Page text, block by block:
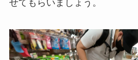
せてもらいましょう。